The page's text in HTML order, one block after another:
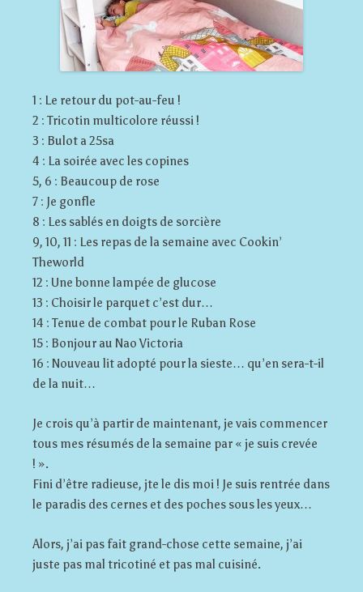
1 : Le retour du pot-au-feu !
2 : Tricotin multicolore réussi !
3 : Bulot a 25sa
4 : La soirée avec les copines
5, 6 : Beaucoup de rose
7 : Je gonfle
8 : Les sablés en doigts de sorcière
9, 10, 11 : Les repas de la semaine avec Cookin’
Theworld
12 : Une bonne lampée de glucose
13 : Choisir le parquet c’est dur…
14 : Tenue de combat pour le Ruban Rose
15 : Bonjour au Nao Victoria
16 : Nouveau lit adopté pour la sieste… qu’en sera-t-il
de la nuit…
Je crois qu’à partir de maintenant, je vais commencer
tous mes résumés de la semaine par « je suis crevée
! ».
Fini d’être radieuse, jte le dis moi ! Je suis rentrée dans
le paradis des cernes et des poches sous les yeux…
Alors, j’ai pas fait grand-chose cette semaine, j’ai
juste pas mal tricotiné et pas mal cuisiné.